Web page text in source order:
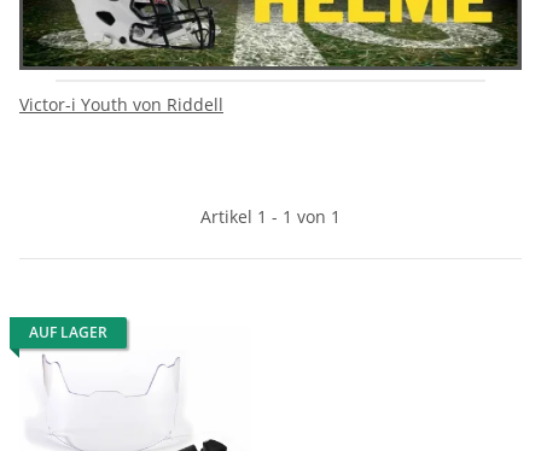
Victor-i Youth von Riddell
Artikel 1 - 1 von 1
AUF LAGER